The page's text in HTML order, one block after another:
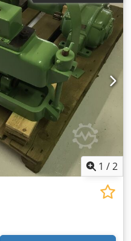
безступеневе
мм/об (ручна/
і столом, макс.: 80–
Стіл обертається: 360°
600 мм Діаметр колони:
кВт Вага машини
ДxШxВ: 0,9 x 0,6 x 1,9
різьби, зміна
здійснюється за
глибини. Стіл може
1 /2